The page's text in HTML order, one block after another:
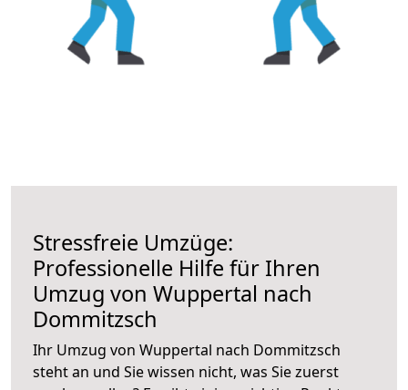
Stressfreie Umzüge:
Professionelle Hilfe für Ihren
Umzug von Wuppertal nach
Dommitzsch
Ihr Umzug von Wuppertal nach Dommitzsch
steht an und Sie wissen nicht, was Sie zuerst